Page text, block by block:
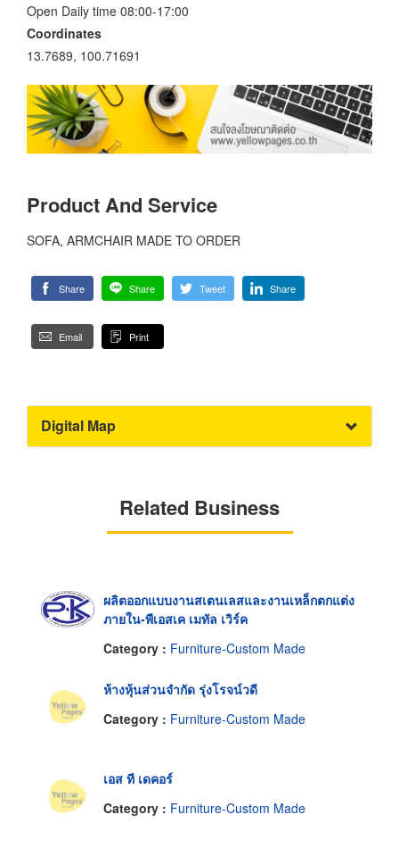
Open Daily time 08:00-17:00
Coordinates
13.7689, 100.71691
Product And Service
SOFA, ARMCHAIR MADE TO ORDER
Share Share Tweet Share
Email Print
Digital Map
Related Business
ผลิตออกแบบงานสเตนเลสและงานเหล็กตกแต่ง
ภายใน-พีเอสเค เมทัล เวิร์ค
Category : Furniture-Custom Made
ห้างหุ้นส่วนจำกัด รุ่งโรจน์วดี
Category : Furniture-Custom Made
เอส ที เดคอร์
Category : Furniture-Custom Made